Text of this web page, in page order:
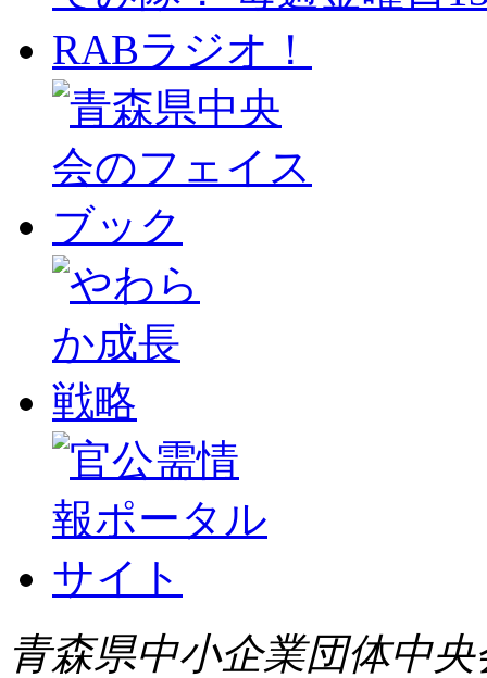
青森県中小企業団体中